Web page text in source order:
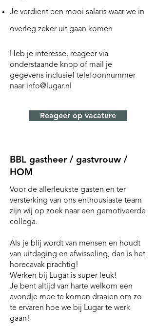
Je verdient een mooi salaris waar we in
overleg zeker uit gaan komen
Heb je interesse, reageer via
onderstaande knop of mail je
gegevens inclusief telefoonnummer
naar info@lugar.nl
Reageer op vacature
BBL gastheer / gastvrouw /
HOM
Voor de allerleukste gasten en ter
versterking van ons enthousiaste team
zijn wij op zoek naar een gemotiveerde
collega.
Als je blij wordt van mensen en houdt
van uitdaging en afwisseling, dan is het
horecavak prachtig!
Werken bij Lugar is super leuk!
Je bent altijd van harte welkom een
avondje mee te komen draaien om zo
te ervaren hoe we bij Lugar te werk
gaan!